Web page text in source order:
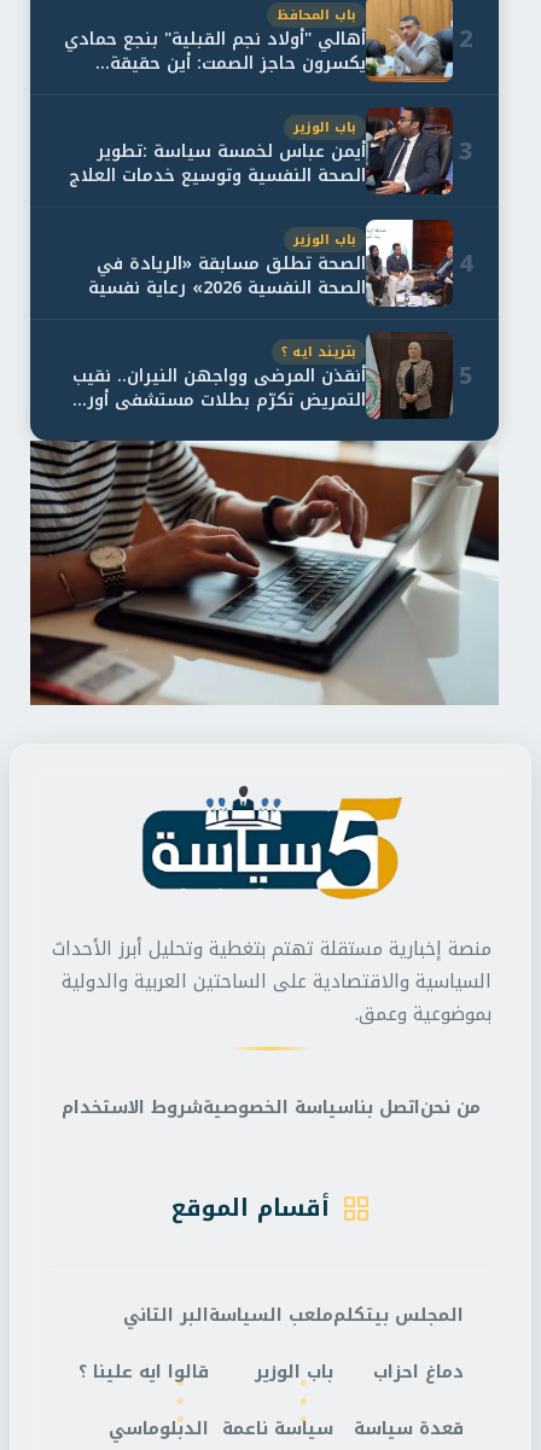
2
باب المحافظ
أهالي "أولاد نجم القبلية" بنجع حمادي
يكسرون حاجز الصمت: أين حقيقة...
3
باب الوزير
أيمن عباس لخمسة سياسة :تطوير
الصحة النفسية وتوسيع خدمات العلاج
4
باب الوزير
الصحة تطلق مسابقة «الريادة في
الصحة النفسية 2026» رعاية نفسية
5
بتريند ايه ؟
أنقذن المرضى وواجهن النيران.. نقيب
التمريض تكرّم بطلات مستشفى أور...
منصة إخبارية مستقلة تهتم بتغطية وتحليل أبرز الأحداث
السياسية والاقتصادية على الساحتين العربية والدولية
بموضوعية وعمق.
من نحناتصل بناسياسة الخصوصيةشروط الاستخدام
أقسام الموقع
المجلس بيتكلم
دماغ احزاب
قعدة سياسة
ملعب السياسة
باب الوزير
سياسة ناعمة
البر التاني
قالوا ايه علينا ؟
الدبلوماسي